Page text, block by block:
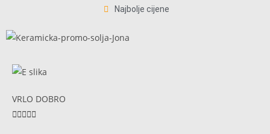
Najbolje cijene
VRLO DOBRO
